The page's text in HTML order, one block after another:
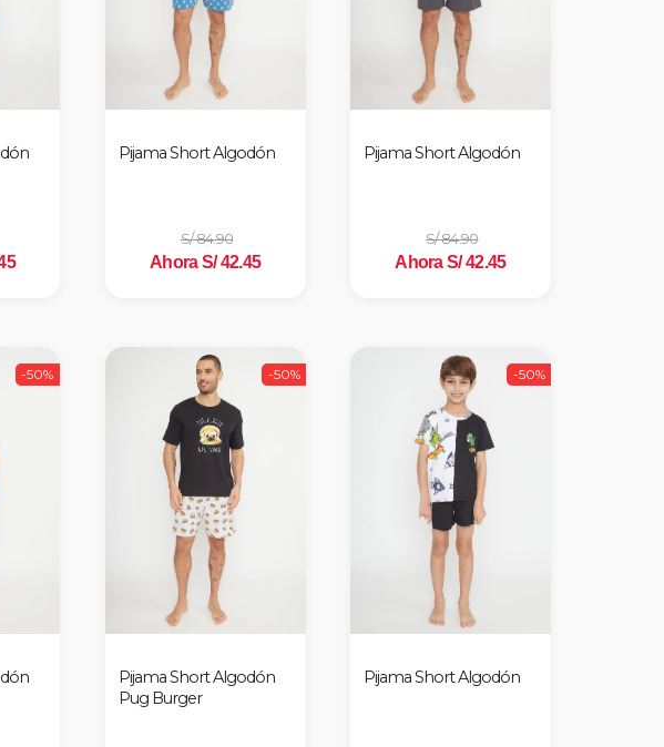
Pijama Short Algodón
S/ 84.90
Ahora S/ 42.45
Pijama Short Algodón
S/ 84.90
Ahora S/ 42.45
-50% -50%
Pijama Short Algodón
Pug Burger
-50%
Pijama Short Algodón